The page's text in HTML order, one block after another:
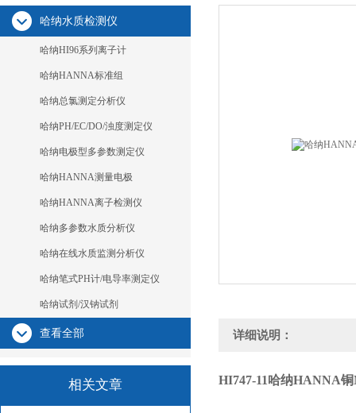
哈纳水质检测仪
哈纳HI96系列离子计
哈纳HANNA标准组
哈纳总氯测定分析仪
哈纳PH/EC/DO/浊度测定仪
哈纳电极型多参数测定仪
哈纳HANNA测量电极
哈纳HANNA离子检测仪
哈纳多参数水质分析仪
哈纳在线水质监测分析仪
哈纳笔式PH计/电导率测定仪
哈纳试剂/汉钠试剂
查看全部
相关文章
详细说明：
HI747-11哈纳HANNA